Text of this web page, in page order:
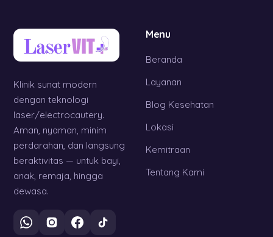
Klinik sunat modern
dengan teknologi
laser/electrocautery.
Aman, nyaman, minim
perdarahan, dan langsung
beraktivitas — untuk bayi,
anak, remaja, hingga
dewasa.
Menu
Beranda
Layanan
Blog Kesehatan
Lokasi
Kemitraan
Tentang Kami